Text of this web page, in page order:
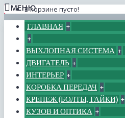
В корзине пусто!
МЕНЮ
ГЛАВНАЯ +
+
ВЫХЛОПНАЯ СИСТЕМА +
ДВИГАТЕЛЬ +
ИНТЕРЬЕР +
КОРОБКА ПЕРЕДАЧ +
КРЕПЕЖ (БОЛТЫ, ГАЙКИ) +
КУЗОВ И ОПТИКА +